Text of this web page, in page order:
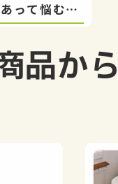
って悩む…
品か